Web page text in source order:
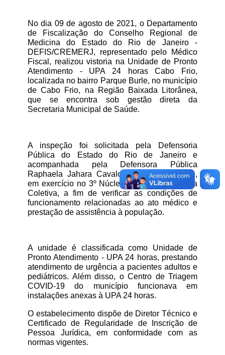
No dia 09 de agosto de 2021, o Departamento
de Fiscalização do Conselho Regional de
Medicina do Estado do Rio de Janeiro -
DEFIS/CREMERJ, representado pelo Médico
Fiscal, realizou vistoria na Unidade de Pronto
Atendimento - UPA 24 horas Cabo Frio,
localizada no bairro Parque Burle, no município
de Cabo Frio, na Região Baixada Litorânea,
que se encontra sob gestão direta da
Secretaria Municipal de Saúde.
A inspeção foi solicitada pela Defensoria
Pública do Estado do Rio de Janeiro e
acompanhada pela Defensora Pública
Raphaela Jahara Cavalcanti Lima Clemente,
em exercício no 3º Núcleo Regional de Tutela
Coletiva, a fim de verificar as condições de
funcionamento relacionadas ao ato médico e
prestação de assistência à população.
A unidade é classificada como Unidade de
Pronto Atendimento - UPA 24 horas, prestando
atendimento de urgência a pacientes adultos e
pediátricos. Além disso, o Centro de Triagem
COVID-19 do município funcionava em
instalações anexas à UPA 24 horas.
O estabelecimento dispõe de Diretor Técnico e
Certificado de Regularidade de Inscrição de
Pessoa Jurídica, em conformidade com as
normas vigentes.